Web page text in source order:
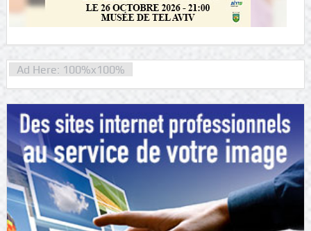
Ad Here: 100%x100%